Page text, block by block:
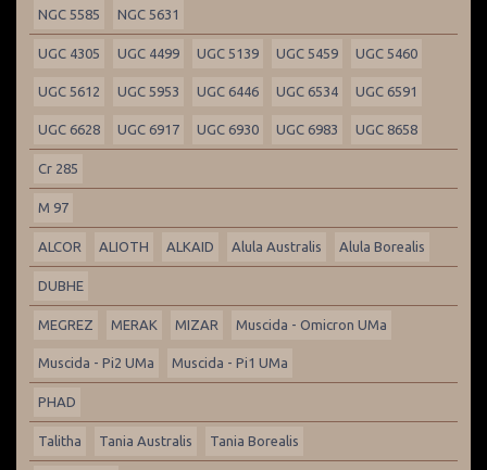
NGC 5585 NGC 5631
UGC 4305 UGC 4499 UGC 5139 UGC 5459 UGC 5460
UGC 5612 UGC 5953 UGC 6446 UGC 6534 UGC 6591
UGC 6628 UGC 6917 UGC 6930 UGC 6983 UGC 8658
Cr 285
M 97
ALCOR ALIOTH ALKAID Alula Australis Alula Borealis
DUBHE
MEGREZ MERAK MIZAR Muscida - Omicron UMa
Muscida - Pi2 UMa Muscida - Pi1 UMa
PHAD
Talitha Tania Australis Tania Borealis